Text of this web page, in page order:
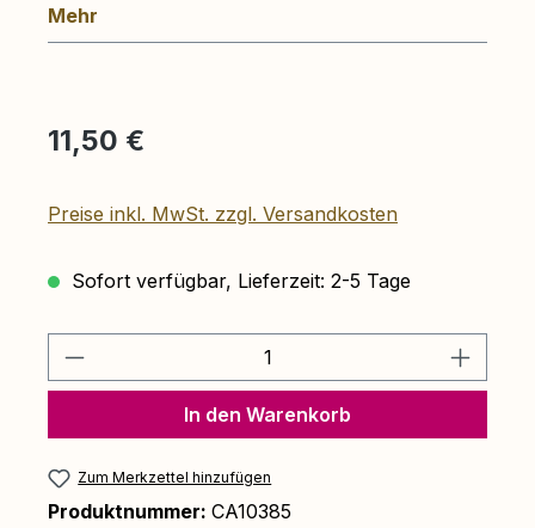
Mehr
Regulärer Preis:
11,50 €
Preise inkl. MwSt. zzgl. Versandkosten
Sofort verfügbar, Lieferzeit: 2-5 Tage
Produkt Anzahl: Gib den
In den Warenkorb
Zum Merkzettel hinzufügen
Produktnummer: CA10385